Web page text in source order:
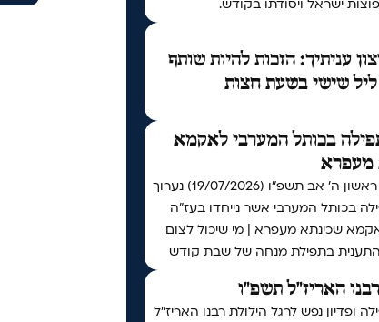
ישראל ויסודתו בקודש.
עניתיך: הזכות להיות שותף
ליל שישי בשעת חצות
בכותל המערבי לאקמא
מעפרא
אי"ה ביום ראשון ה׳ אב תשפ״ו (19/07/2026) נערוך
בכותל המערבי אשר נייחדו בעז"ה
שכינתא מעפרא | מי שיכול לצום
בתפילת מנחה של שבת קודש
האריז"ל תשפ"ו
ופדיון נפש לרגל הילולת רבנו האריז"ל